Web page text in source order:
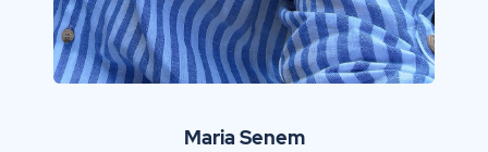
Maria Senem